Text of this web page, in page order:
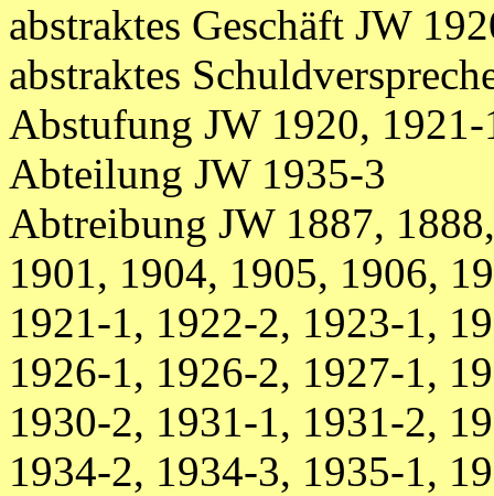
abstraktes Geschäft JW
abstraktes
Abstufung JW 1920, 1921-
Abteilung JW 1935-3
Abtreibung JW 1887,
1901, 1904, 1905, 1906,
1921-1, 1922-2, 1923-1,
1926-1, 1926-2, 1927-1,
1930-2, 1931-1, 1931-2,
1934-2, 1934-3, 1935-1,